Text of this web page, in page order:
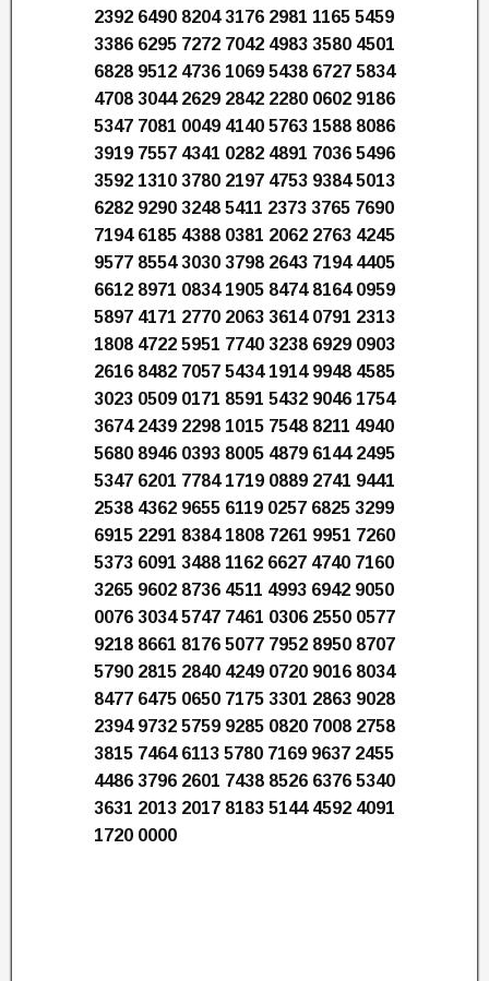
2392 6490 8204 3176 2981 1165 5459
3386 6295 7272 7042 4983 3580 4501
6828 9512 4736 1069 5438 6727 5834
4708 3044 2629 2842 2280 0602 9186
5347 7081 0049 4140 5763 1588 8086
3919 7557 4341 0282 4891 7036 5496
3592 1310 3780 2197 4753 9384 5013
6282 9290 3248 5411 2373 3765 7690
7194 6185 4388 0381 2062 2763 4245
9577 8554 3030 3798 2643 7194 4405
6612 8971 0834 1905 8474 8164 0959
5897 4171 2770 2063 3614 0791 2313
1808 4722 5951 7740 3238 6929 0903
2616 8482 7057 5434 1914 9948 4585
3023 0509 0171 8591 5432 9046 1754
3674 2439 2298 1015 7548 8211 4940
5680 8946 0393 8005 4879 6144 2495
5347 6201 7784 1719 0889 2741 9441
2538 4362 9655 6119 0257 6825 3299
6915 2291 8384 1808 7261 9951 7260
5373 6091 3488 1162 6627 4740 7160
3265 9602 8736 4511 4993 6942 9050
0076 3034 5747 7461 0306 2550 0577
9218 8661 8176 5077 7952 8950 8707
5790 2815 2840 4249 0720 9016 8034
8477 6475 0650 7175 3301 2863 9028
2394 9732 5759 9285 0820 7008 2758
3815 7464 6113 5780 7169 9637 2455
4486 3796 2601 7438 8526 6376 5340
3631 2013 2017 8183 5144 4592 4091
1720 0000